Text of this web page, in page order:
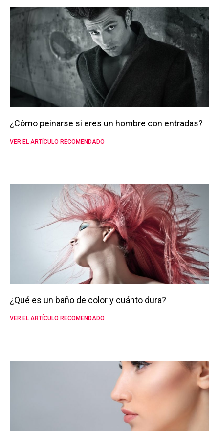
¿Cómo peinarse si eres un hombre con entradas?
VER EL ARTÍCULO RECOMENDADO
¿Qué es un baño de color y cuánto dura?
VER EL ARTÍCULO RECOMENDADO